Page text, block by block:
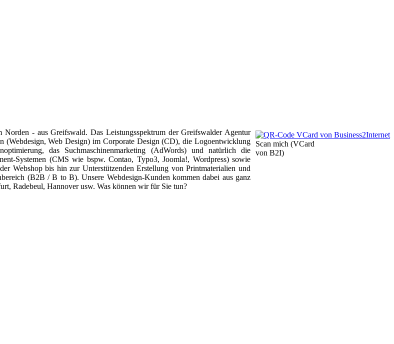
Scan mich (VCard
von B2I)
- aus Greifswald. Das Leistungsspektrum der Greifswalder Agentur
(Webdesign, Web Design) im Corporate Design (CD), die Logoentwicklung
das Suchmaschinenmarketing (AdWords) und natürlich die
Systemen (CMS wie bspw. Contao, Typo3, Joomla!, Wordpress) sowie
Webshop bis hin zur Unterstützenden Erstellung von Printmaterialien und
(B2B / B to B). Unsere Webdesign-Kunden kommen dabei aus ganz
Radebeul, Hannover usw. Was können wir für Sie tun?